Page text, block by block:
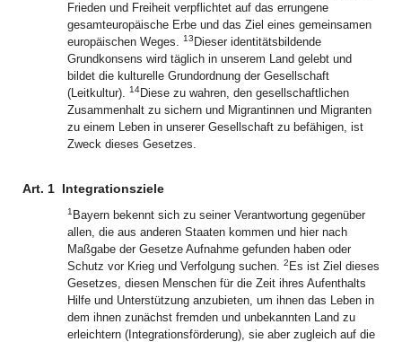
Frieden und Freiheit verpflichtet auf das errungene
gesamteuropäische Erbe und das Ziel eines gemeinsamen
europäischen Weges. 13 Dieser identitätsbildende
Grundkonsens wird täglich in unserem Land gelebt und
bildet die kulturelle Grundordnung der Gesellschaft
(Leitkultur). 14Diese zu wahren, den gesellschaftlichen
Zusammenhalt zu sichern und Migrantinnen und Migranten
zu einem Leben in unserer Gesellschaft zu befähigen, ist
Zweck dieses Gesetzes.
Art. 1 Integrationsziele
1 Bayern bekennt sich zu seiner Verantwortung gegenüber
allen, die aus anderen Staaten kommen und hier nach
Maßgabe der Gesetze Aufnahme gefunden haben oder
Schutz vor Krieg und Verfolgung suchen. 2 Es ist Ziel dieses
Gesetzes, diesen Menschen für die Zeit ihres Aufenthalts
Hilfe und Unterstützung anzubieten, um ihnen das Leben in
dem ihnen zunächst fremden und unbekannten Land zu
erleichtern (Integrationsförderung), sie aber zugleich auf die